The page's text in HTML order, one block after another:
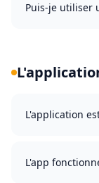
Puis-je utiliser
L'application
L'app